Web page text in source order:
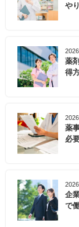
や
薬
得
薬
必
企
で